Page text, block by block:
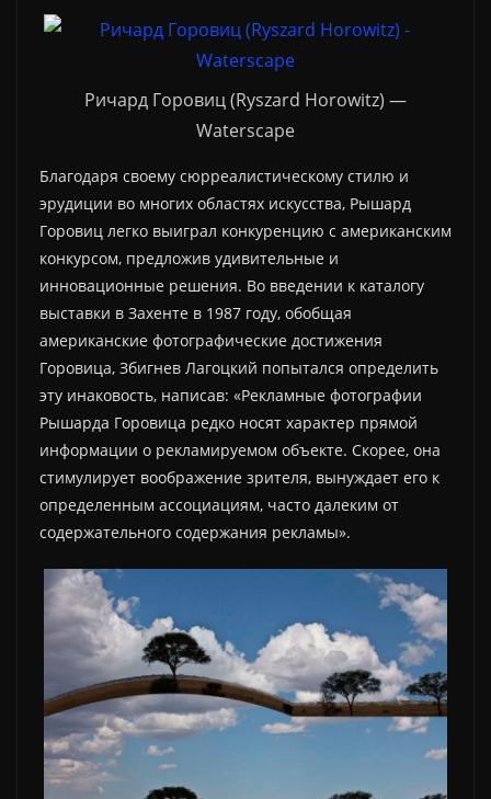
Ричард Горовиц (Ryszard Horowitz) —
Waterscape
Благодаря своему сюрреалистическому стилю и
эрудиции во многих областях искусства, Рышард
Горовиц легко выиграл конкуренцию с американским
конкурсом, предложив удивительные и
инновационные решения. Во введении к каталогу
выставки в Захенте в 1987 году, обобщая
американские фотографические достижения
Горовица, Збигнев Лагоцкий попытался определить
эту инаковость, написав: «Рекламные фотографии
Рышарда Горовица редко носят характер прямой
информации о рекламируемом объекте. Скорее, она
стимулирует воображение зрителя, вынуждает его к
определенным ассоциациям, часто далеким от
содержательного содержания рекламы».